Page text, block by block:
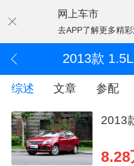
网上车市
去APP了解更多精
2013款
综述 文章 参配
2013
8.28